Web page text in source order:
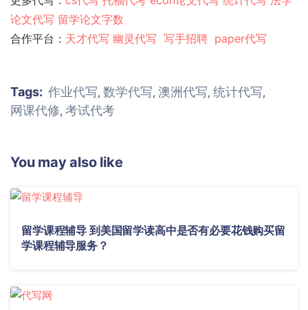
论文代写 留学论文字数
合作平台： 天才代写 幽灵代写 写手招聘 paper代写
Tags: 作业代写, 数学代写, 澳洲代写, 统计代写,
网课代修, 考试代考
You may also like
留学课程辅导 到美国留学读高中是否有必要花钱购买留
学课程辅导服务？